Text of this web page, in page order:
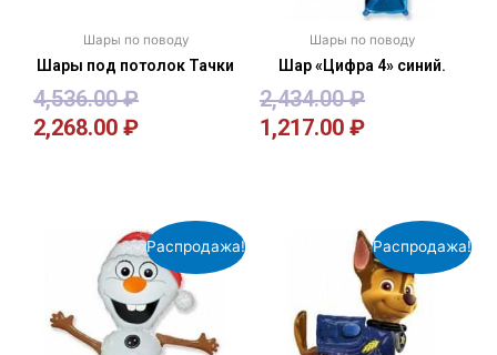
Шары по поводу
Шары под потолок Тачки
4,536.00₽
2,268.00 ₽
Шары по поводу
Шар «Цифра 4» синий.
2,434.00₽
1,217.00 ₽
Распродажа! Распродажа!